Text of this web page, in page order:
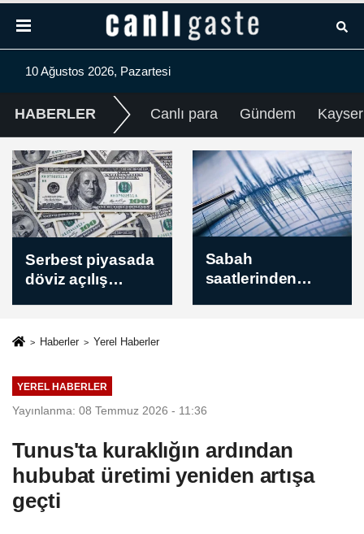
10 Ağustos 2026, Pazartesi
HABERLER Canlı para Gündem
Sabah
saatlerinden
depremler
Gazze Barış
Kurulu Temsilcisi,
Haberler Yerel Haberler
YEREL HABERLER
Yayınlanma: 08 Temmuz 2026 - 11:36
Tunus'ta kuraklığın ardından
hububat üretimi yeniden artışa
geçti